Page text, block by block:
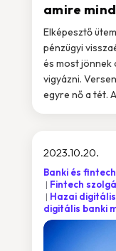
amire
Elképesztő
pénzügyi
és most jönnek
vigyázni.
egyre nő a tét.
2023.10.20.
Banki és
Fintech
Hazai
digitális banki